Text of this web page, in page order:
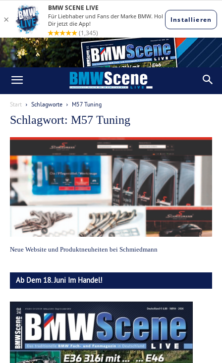
Start Schlagworte M57 Tuning
Schlagwort: M57 Tuning
Neue Website und Produktneuheiten bei Schmiedmann
Ab Dem 18. Juni Im Handel!